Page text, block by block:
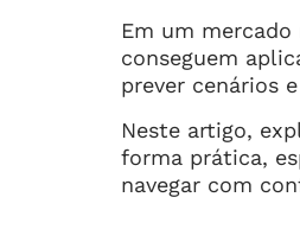
Em um
conseguem
prever cenários
Neste artigo,
forma prática,
navegar com